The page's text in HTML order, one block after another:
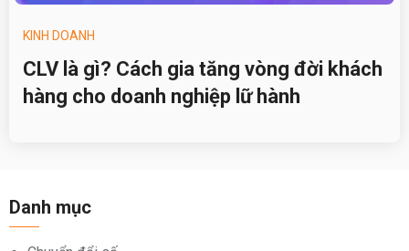
KINH DOANH
CLV là gì? Cách gia tăng vòng đời khách
hàng cho doanh nghiệp lữ hành
Danh mục